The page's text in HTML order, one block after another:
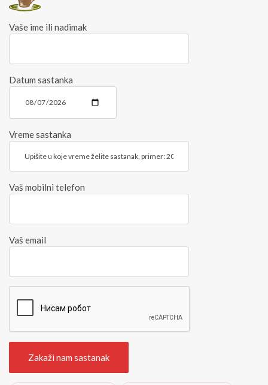
Vaše ime ili nadimak
Datum sastanka
Vreme sastanka
Vaš mobilni telefon
Vaš email